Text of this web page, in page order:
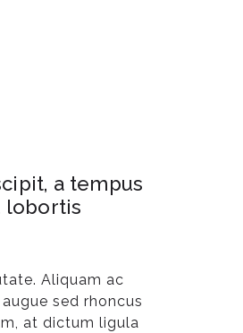
a tempus
lobortis
Aliquam ac
sed rhoncus
at dictum ligula